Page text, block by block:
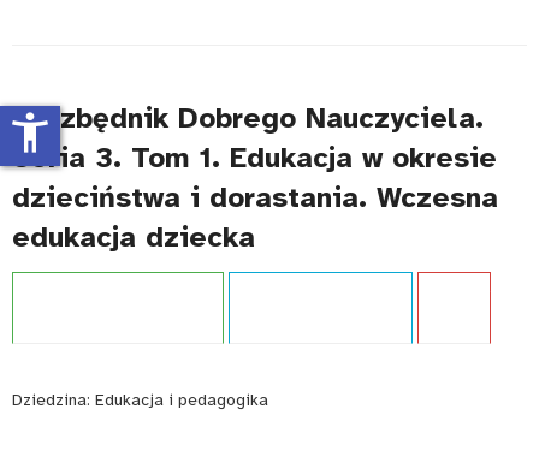
Niezbędnik Dobrego Nauczyciela.
Seria 3. Tom 1. Edukacja w okresie
dzieciństwa i dorastania. Wczesna
edukacja dziecka
Dziedzina: Edukacja i pedagogika
accessibility_new